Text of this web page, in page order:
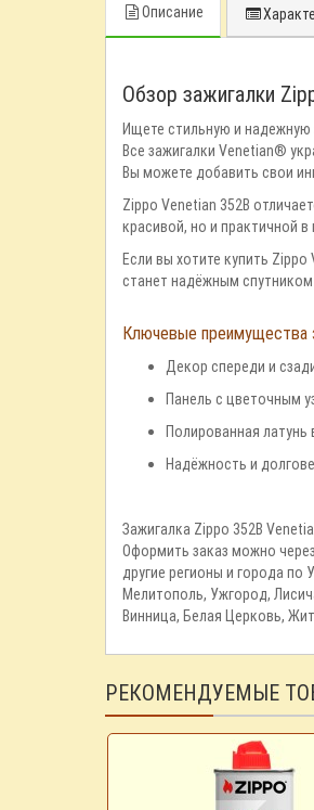
Описание
Обзор зажигалки
Ищете стильную и надежную
Все зажигалки Venetian®
Вы можете добавить свои
Zippo Venetian 352B
красивой, но и практичной
Если вы хотите купить
станет надёжным
Ключевые преимущества
Декор спереди и
Панель с цветочным
Полированная латунь
Надёжность и
Зажигалка Zippo 352B
Оформить заказ можно
другие регионы и города
Мелитополь, Ужгород,
Винница, Белая Церковь,
РЕКОМЕНДУЕМЫЕ